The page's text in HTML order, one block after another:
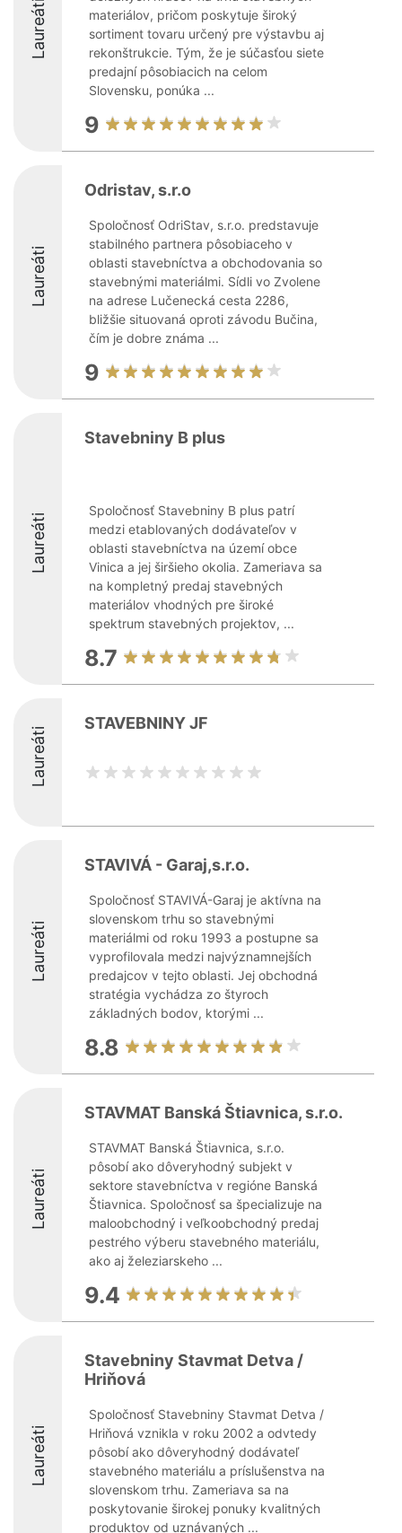
Laureáti
materiálov, pričom poskytuje široký
sortiment tovaru určený pre výstavbu aj
rekonštrukcie. Tým, že je súčasťou siete
predajní pôsobiacich na celom
Slovensku, ponúka ...
9
Laureáti
Odristav, s.r.o
Spoločnosť OdriStav, s.r.o. predstavuje
stabilného partnera pôsobiaceho v
oblasti stavebníctva a obchodovania so
stavebnými materiálmi. Sídli vo Zvolene
na adrese Lučenecká cesta 2286,
bližšie situovaná oproti závodu Bučina,
čím je dobre známa ...
9
Laureáti
Stavebniny B plus
Spoločnosť Stavebniny B plus patrí
medzi etablovaných dodávateľov v
oblasti stavebníctva na území obce
Vinica a jej širšieho okolia. Zameriava sa
na kompletný predaj stavebných
materiálov vhodných pre široké
spektrum stavebných projektov, ...
8.7
Laureáti
STAVEBNINY JF
Laureáti
STAVIVÁ - Garaj,s.r.o.
Spoločnosť STAVIVÁ-Garaj je aktívna na
slovenskom trhu so stavebnými
materiálmi od roku 1993 a postupne sa
vyprofilovala medzi najvýznamnejších
predajcov v tejto oblasti. Jej obchodná
stratégia vychádza zo štyroch
základných bodov, ktorými ...
8.8
Laureáti
STAVMAT Banská Štiavnica, s.r.o.
STAVMAT Banská Štiavnica, s.r.o.
pôsobí ako dôveryhodný subjekt v
sektore stavebníctva v regióne Banská
Štiavnica. Spoločnosť sa špecializuje na
maloobchodný i veľkoobchodný predaj
pestrého výberu stavebného materiálu,
ako aj železiarskeho ...
9.4
Laureáti
Stavebniny Stavmat Detva /
Hriňová
Spoločnosť Stavebniny Stavmat Detva /
Hriňová vznikla v roku 2002 a odvtedy
pôsobí ako dôveryhodný dodávateľ
stavebného materiálu a príslušenstva na
slovenskom trhu. Zameriava sa na
poskytovanie širokej ponuky kvalitných
produktov od uznávaných ...